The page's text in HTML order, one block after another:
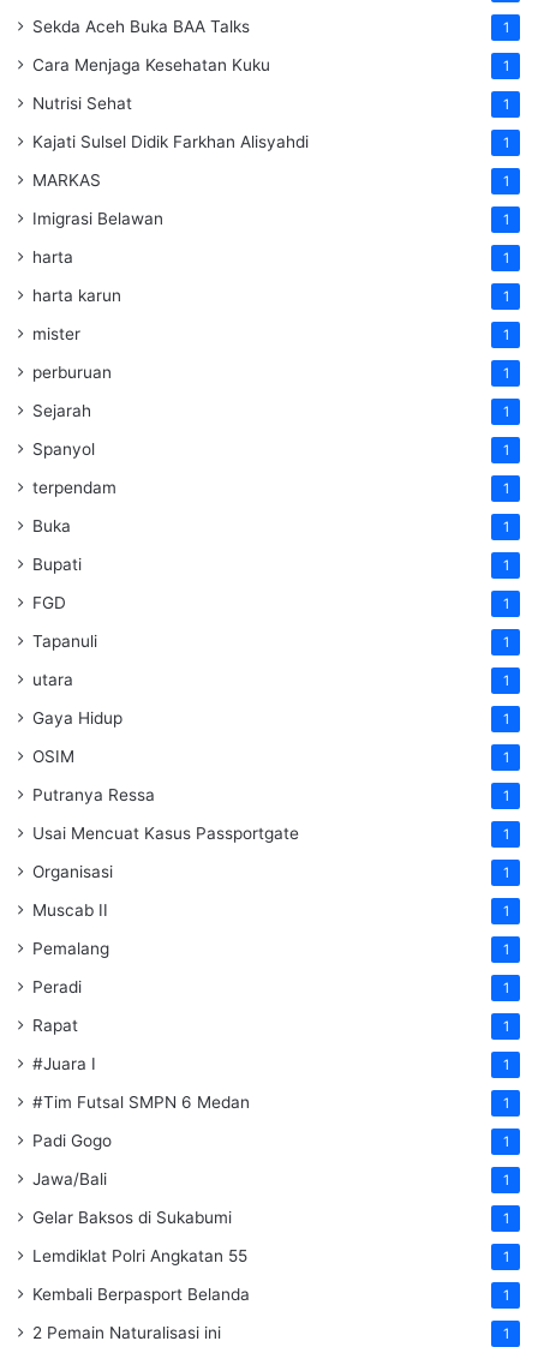
Sekda Aceh Buka BAA Talks 1
Cara Menjaga Kesehatan Kuku 1
Nutrisi Sehat 1
Kajati Sulsel Didik Farkhan Alisyahdi 1
MARKAS 1
Imigrasi Belawan 1
harta 1
harta karun 1
mister 1
perburuan 1
Sejarah 1
Spanyol 1
terpendam 1
Buka 1
Bupati 1
FGD 1
Tapanuli 1
utara 1
Gaya Hidup 1
OSIM 1
Putranya Ressa 1
Usai Mencuat Kasus Passportgate 1
Organisasi 1
Muscab II 1
Pemalang 1
Peradi 1
Rapat 1
#Juara I 1
#Tim Futsal SMPN 6 Medan 1
Padi Gogo 1
Jawa/Bali 1
Gelar Baksos di Sukabumi 1
Lemdiklat Polri Angkatan 55 1
Kembali Berpasport Belanda 1
2 Pemain Naturalisasi ini 1